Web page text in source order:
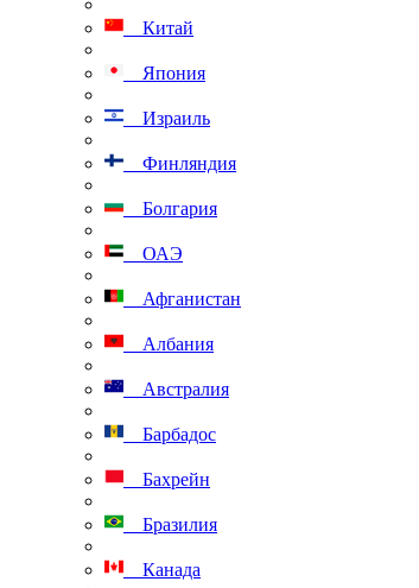
Китай
Япония
Израиль
Финляндия
Болгария
ОАЭ
Афганистан
Албания
Австралия
Барбадос
Бахрейн
Бразилия
Канада